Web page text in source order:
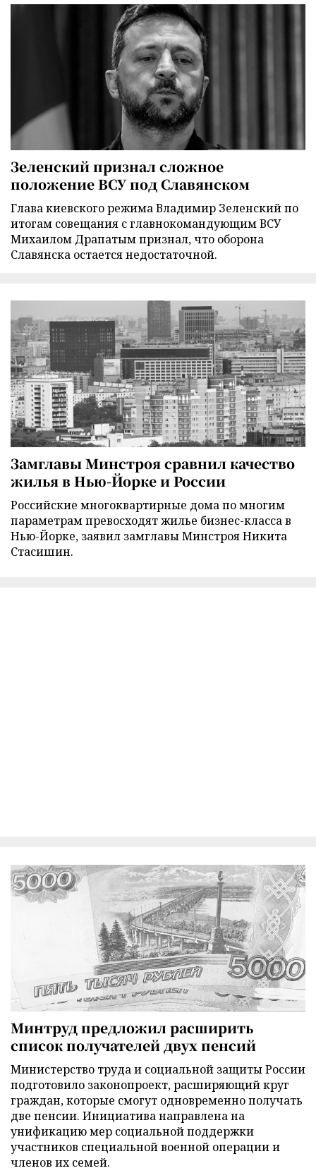
Зеленский признал сложное
положение ВСУ под Славянском
Глава киевского режима Владимир Зеленский по
итогам совещания с главнокомандующим ВСУ
Михаилом Драпатым признал, что оборона
Славянска остается недостаточной.
Замглавы Минстроя сравнил качество
жилья в Нью-Йорке и России
Российские многоквартирные дома по многим
параметрам превосходят жилье бизнес-класса в
Нью-Йорке, заявил замглавы Минстроя Никита
Стасишин.
Минтруд предложил расширить
список получателей двух пенсий
Министерство труда и социальной защиты России
подготовило законопроект, расширяющий круг
граждан, которые смогут одновременно получать
две пенсии. Инициатива направлена на
унификацию мер социальной поддержки
участников специальной военной операции и
членов их семей.